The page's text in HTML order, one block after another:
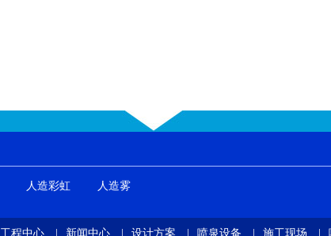
人造彩虹 人造雾
工程中心 | 新闻中心 | 设计方案 | 喷泉设备 | 施工现场 |